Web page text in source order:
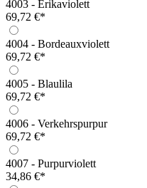
4003 - Erikaviolett
69,72 €*
4004 - Bordeauxviolett
69,72 €*
4005 - Blaulila
69,72 €*
4006 - Verkehrspurpur
69,72 €*
4007 - Purpurviolett
34,86 €*